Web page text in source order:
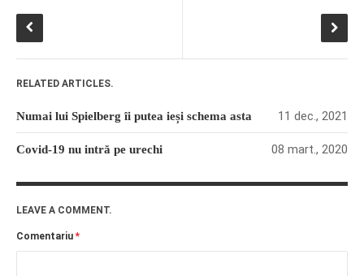
RELATED ARTICLES.
Numai lui Spielberg îi putea ieși schema asta 11 dec., 2021
Covid-19 nu intră pe urechi 08 mart., 2020
LEAVE A COMMENT.
Comentariu *